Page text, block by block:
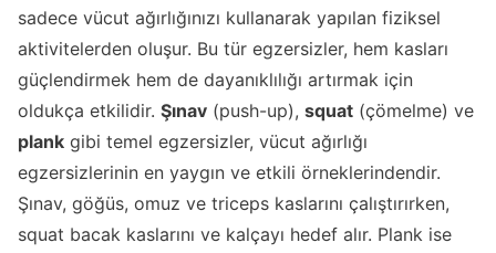
sadece vücut ağırlığınızı kullanarak yapılan fiziksel
aktivitelerden oluşur. Bu tür egzersizler, hem kasları
güçlendirmek hem de dayanıklılığı artırmak için
oldukça etkilidir. Şınav (push-up), squat (çömelme) ve
plank gibi temel egzersizler, vücut ağırlığı
egzersizlerinin en yaygın ve etkili örneklerindendir.
Şınav, göğüs, omuz ve triceps kaslarını çalıştırırken,
squat bacak kaslarını ve kalçayı hedef alır. Plank ise